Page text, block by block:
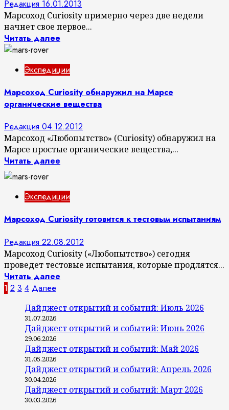
Редакция 16.01.2013
Марсоход Curiosity примерно через две недели
начнет свое первое...
Читать далее
Экспедиции
Марсоход Curiosity обнаружил на Марсе
органические вещества
Редакция 04.12.2012
Марсоход «Любопытство» (Curiosity) обнаружил на
Марсе простые органические вещества,...
Читать далее
Экспедиции
Марсоход Curiosity готовится к тестовым испытаниям
Редакция 22.08.2012
Марсоход Curiosity («Любопытство») сегодня
проведет тестовые испытания, которые продлятся...
Читать далее
Пагинация
записей
1 2 3 4 Далее
Дайджест открытий и событий: Июль 2026
31.07.2026
Дайджест открытий и событий: Июнь 2026
29.06.2026
Дайджест открытий и событий: Май 2026
31.05.2026
Дайджест открытий и событий: Апрель 2026
30.04.2026
Дайджест открытий и событий: Март 2026
30.03.2026